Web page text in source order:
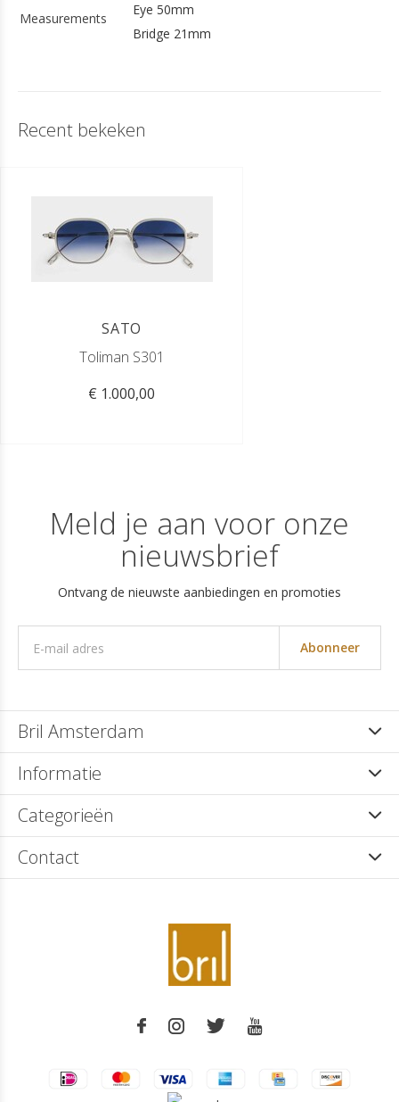
Measurements
Eye 50mm
Bridge 21mm
Recent bekeken
SATO
Toliman S301
€ 1.000,00
Meld je aan voor onze
nieuwsbrief
Ontvang de nieuwste aanbiedingen en promoties
Abonneer
Bril Amsterdam
Informatie
Categorieën
Contact